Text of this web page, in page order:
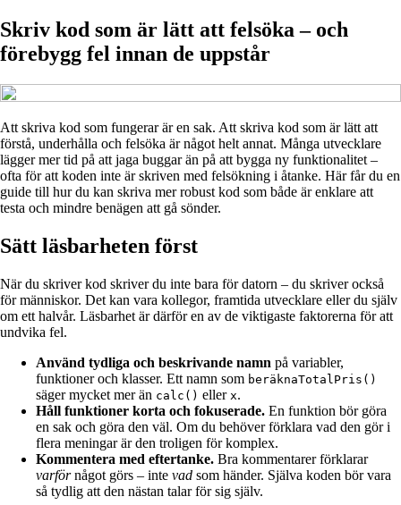
Skriv kod som är lätt att felsöka – och
förebygg fel innan de uppstår
Att skriva kod som fungerar är en sak. Att skriva kod som är lätt att
förstå, underhålla och felsöka är något helt annat. Många utvecklare
lägger mer tid på att jaga buggar än på att bygga ny funktionalitet –
ofta för att koden inte är skriven med felsökning i åtanke. Här får du en
guide till hur du kan skriva mer robust kod som både är enklare att
testa och mindre benägen att gå sönder.
Sätt läsbarheten först
När du skriver kod skriver du inte bara för datorn – du skriver också
för människor. Det kan vara kollegor, framtida utvecklare eller du själv
om ett halvår. Läsbarhet är därför en av de viktigaste faktorerna för att
undvika fel.
Använd tydliga och beskrivande namn på variabler,
funktioner och klasser. Ett namn som beräknaTotalPris()
säger mycket mer än calc() eller x.
Håll funktioner korta och fokuserade. En funktion bör göra
en sak och göra den väl. Om du behöver förklara vad den gör i
flera meningar är den troligen för komplex.
Kommentera med eftertanke. Bra kommentarer förklarar
varförnågot görs – inte vad som händer. Själva koden bör vara
så tydlig att den nästan talar för sig själv.